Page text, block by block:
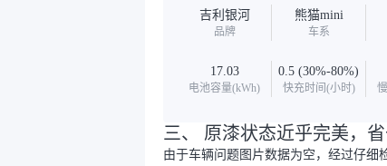
吉利银河
品牌
熊猫mini
车系
17.03
电池容量(kWh)
0.5 (30%-80%)
快充时间(小时)
三、 原漆状态近乎完美，
由于车辆问题图片数据为空，经过仔细